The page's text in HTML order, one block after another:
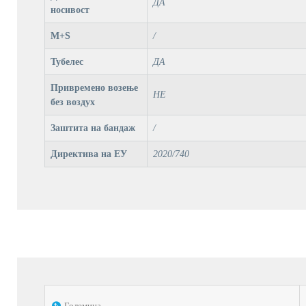
носивост
ДА
M+S /
Тубелес ДА
Привремено возење
без воздух
НЕ
Заштита на бандаж /
Директива на ЕУ 2020/740